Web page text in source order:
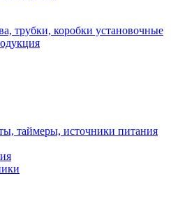
трубки, коробки установочные
таймеры, источники питания